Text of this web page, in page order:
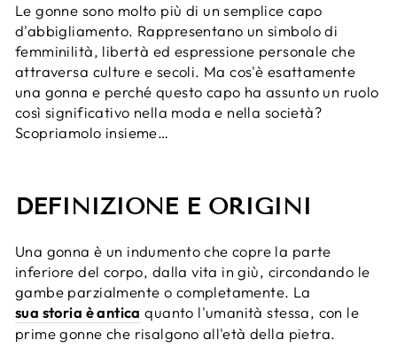
Le gonne sono molto più di un semplice capo
d'abbigliamento. Rappresentano un simbolo di
femminilità, libertà ed espressione personale che
attraversa culture e secoli. Ma cos'è esattamente
una gonna e perché questo capo ha assunto un ruolo
così significativo nella moda e nella società?
Scopriamolo insieme…
DEFINIZIONE E ORIGINI
Una gonna è un indumento che copre la parte
inferiore del corpo, dalla vita in giù, circondando le
gambe parzialmente o completamente. La
sua storia è antica quanto l'umanità stessa, con le
prime gonne che risalgono all'età della pietra.